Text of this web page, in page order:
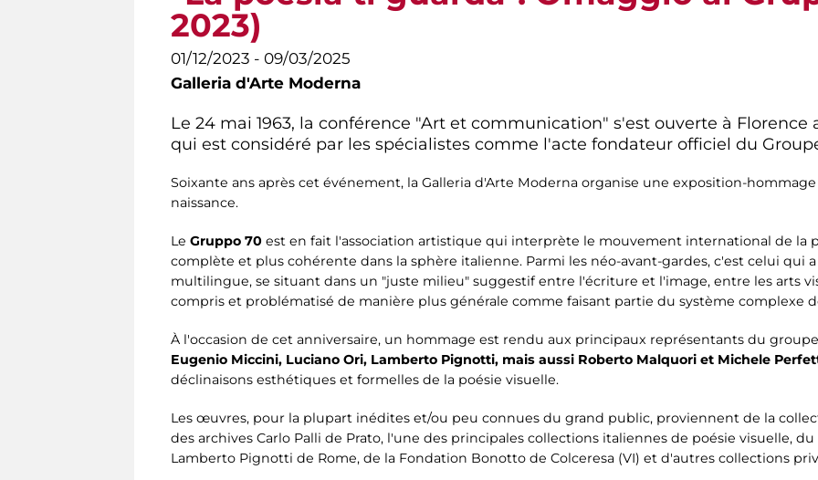
2023)
01/12/2023 - 09/03/2025
Galleria d'Arte Moderna
Le 24 mai 1963, la conférence "Art et communication" s'est ouverte à Florence
qui est considéré par les spécialistes comme l'acte fondateur officiel du
Soixante ans après cet événement, la Galleria d'Arte Moderna organise une exposition-
naissance.
Le Gruppo 70 est en fait l'association artistique qui interprète le mouvement international de la
complète et plus cohérente dans la sphère italienne. Parmi les néo-avant-gardes, c'est celui qui
multilingue, se situant dans un "juste milieu" suggestif entre l'écriture et l'image, entre les arts
compris et problématisé de manière plus générale comme faisant partie du système complexe
À l'occasion de cet anniversaire, un hommage est rendu aux principaux représentants du
Eugenio Miccini, Luciano Ori, Lamberto Pignotti, mais aussi Roberto Malquori et Michele
déclinaisons esthétiques et formelles de la poésie visuelle.
Les œuvres, pour la plupart inédites et/ou peu connues du grand public, proviennent de la
des archives Carlo Palli de Prato, l'une des principales collections italiennes de poésie visuelle, du
Lamberto Pignotti de Rome, de la Fondation Bonotto de Colceresa (VI) et d'autres collections